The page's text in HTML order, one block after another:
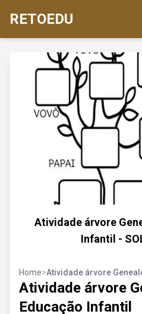
RETOEDU
Atividade árvore
Infantil -
Home>Atividade árvore
Atividade árvore
Educação Infantil